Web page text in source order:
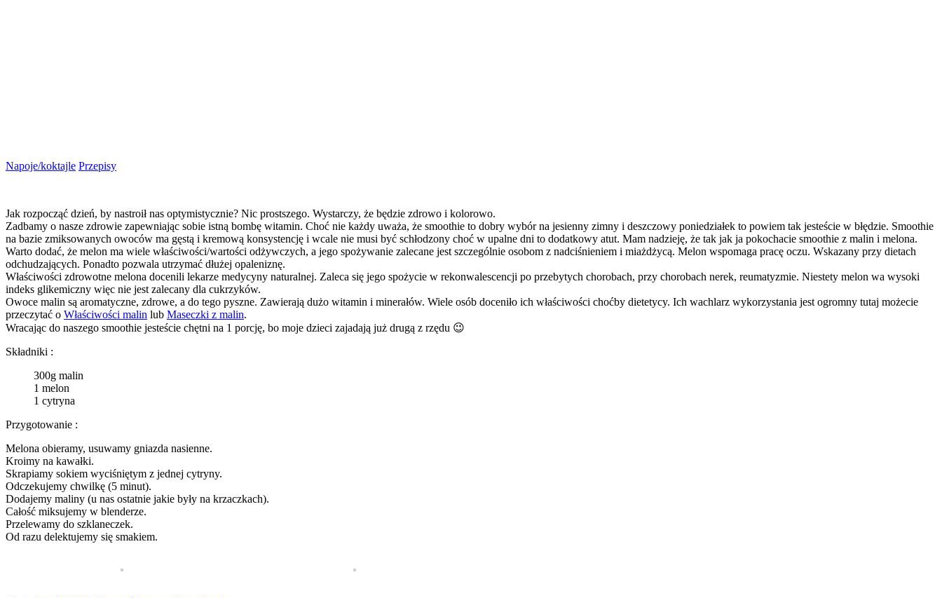
Napoje/koktajle Przepisy
Jak rozpocząć dzień, by nastroił nas optymistycznie? Nic prostszego. Wystarczy, że będzie zdrowo i kolorowo.
Zadbamy o nasze zdrowie zapewniając sobie istną bombę witamin. Choć nie każdy uważa, że smoothie to dobry wybór na jesienny zimny i deszczowy poniedziałek to powiem tak jesteście w błędzie. Smoothie
na bazie zmiksowanych owoców ma gęstą i kremową konsystencję i wcale nie musi być schłodzony choć w upalne dni to dodatkowy atut. Mam nadzieję, że tak jak ja pokochacie smoothie z malin i melona.
Warto dodać, że melon ma wiele właściwości/wartości odżywczych, a jego spożywanie zalecane jest szczególnie osobom z nadciśnieniem i miażdżycą. Melon wspomaga pracę oczu. Wskazany przy dietach
odchudzających. Ponadto pozwala utrzymać dłużej opaleniznę.
Właściwości zdrowotne melona docenili lekarze medycyny naturalnej. Zaleca się jego spożycie w rekonwalescencji po przebytych chorobach, przy chorobach nerek, reumatyzmie. Niestety melon wa wysoki
indeks glikemiczny więc nie jest zalecany dla cukrzyków.
Owoce malin są aromatyczne, zdrowe, a do tego pyszne. Zawierają dużo witamin i minerałów. Wiele osób doceniło ich właściwości choćby dietetycy. Ich wachlarz wykorzystania jest ogromny tutaj możecie
przeczytać o Właściwości malin lub Maseczki z malin.
Wracając do naszego smoothie jesteście chętni na 1 porcję, bo moje dzieci zajadają już drugą z rzędu 😉
Składniki :
300g malin
1 melon
1 cytryna
Przygotowanie :
Melona obieramy, usuwamy gniazda nasienne.
Kroimy na kawałki.
Skrapiamy sokiem wyciśniętym z jednej cytryny.
Odczekujemy chwilkę (5 minut).
Dodajemy maliny (u nas ostatnie jakie były na krzaczkach).
Całość miksujemy w blenderze.
Przelewamy do szklaneczek.
Od razu delektujemy się smakiem.